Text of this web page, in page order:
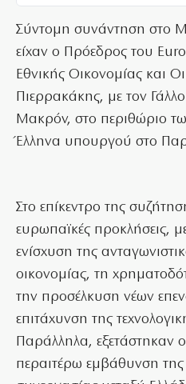
Σύντομη συνάντηση στο
είχαν ο Πρόεδρος του
Εθνικής Οικονομίας και
Πιερρακάκης, με τον
Μακρόν, στο περιθώριο
Έλληνα υπουργού στο
Στο επίκεντρο της
ευρωπαϊκές προκλήσεις,
ενίσχυση της
οικονομίας, τη
την προσέλκυση νέων
επιτάχυνση της
Παράλληλα, εξετάστηκαν
περαιτέρω εμβάθυνση της